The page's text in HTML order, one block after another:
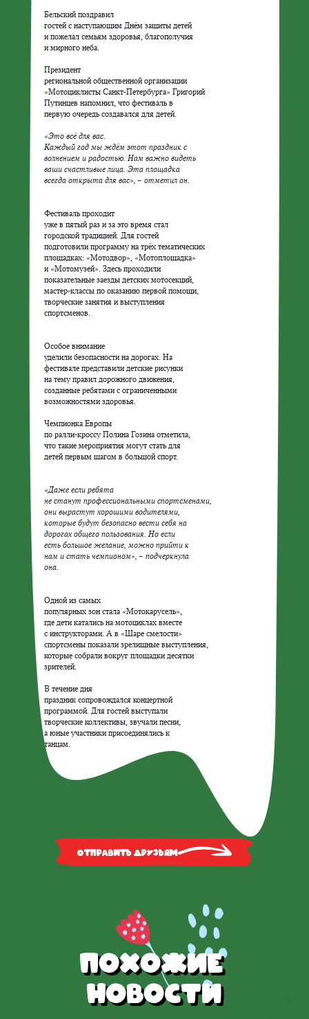
Бельский поздравил
гостей с наступающим Днём защиты детей
и пожелал семьям здоровья, благополучия
и мирного неба.
Президент
региональной общественной организации
«Мотоциклисты Санкт-Петербурга» Григорий
Путинцев напомнил, что фестиваль в
первую очередь создавался для детей.
«Это всё для вас.
Каждый год мы ждём этот праздник с
волнением и радостью. Нам важно видеть
ваши счастливые лица. Эта площадка
всегда открыта для вас», – отметил он.
Фестиваль проходит
уже в пятый раз и за это время стал
городской традицией. Для гостей
подготовили программу на трёх тематических
площадках: «Мотодвор», «Мотоплощадка»
и «Мотомузей». Здесь проходили
показательные заезды детских мотосекций,
мастер-классы по оказанию первой помощи,
творческие занятия и выступления
Особое внимание
уделили безопасности на дорогах. На
фестивале представили детские рисунки
на тему правил дорожного движения,
созданные ребятами с ограниченными
возможностями здоровья.
Чемпионка Европы
по ралли-кроссу Полина Гозина отметила,
что такие мероприятия могут стать для
«Даже если ребята
не станут профессиональными спортсменами,
они вырастут хорошими водителями,
которые будут безопасно вести себя на
дорогах общего пользования. Но если
есть большое желание, можно прийти к
нам и стать чемпионом», – подчеркнула
она.
Одной из самых
популярных зон стала «Мотокарусель»,
где дети катались на мотоциклах вместе
с инструкторами. А в «Шаре смелости»
спортсмены показали зрелищные выступления,
которые собрали вокруг площадки десятки
зрителей.
В течение дня
праздник сопровождался концертной
программой. Для гостей выступали
творческие коллективы, звучали песни,
а юные участники присоединялись к
Отправить друзьям
Похожие
новости